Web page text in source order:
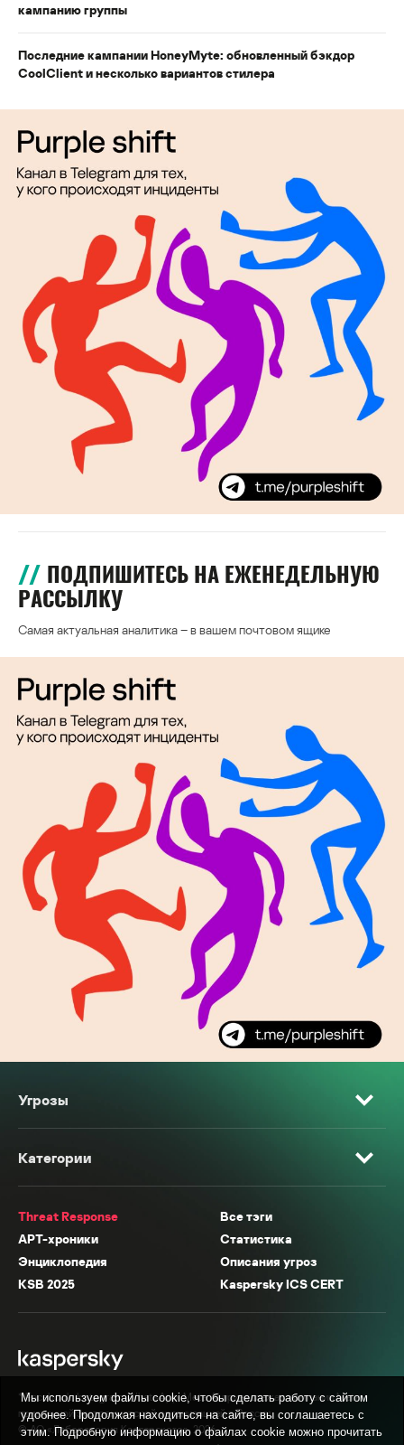
кампанию группы
Последние кампании HoneyMyte: обновленный бэкдор
CoolClient и несколько вариантов стилера
ПОДПИШИТЕСЬ НА ЕЖЕНЕДЕЛЬНУЮ
РАССЫЛКУ
Самая актуальная аналитика – в вашем почтовом ящике
Угрозы
Категории
Threat Response
Все тэги
APT-хроники
Статистика
Энциклопедия
Описания угроз
KSB 2025
Kaspersky ICS CERT
* Facebook, Instagram, WhatsApp, Meta AI принадлежат компании Meta,
признанной экстремистской организацией в России.
© АО «Лаборатория Касперского», 2026.
Мы используем файлы cookie, чтобы сделать работу с сайтом
удобнее. Продолжая находиться на сайте, вы соглашаетесь с
этим. Подробную информацию о файлах cookie можно прочитать